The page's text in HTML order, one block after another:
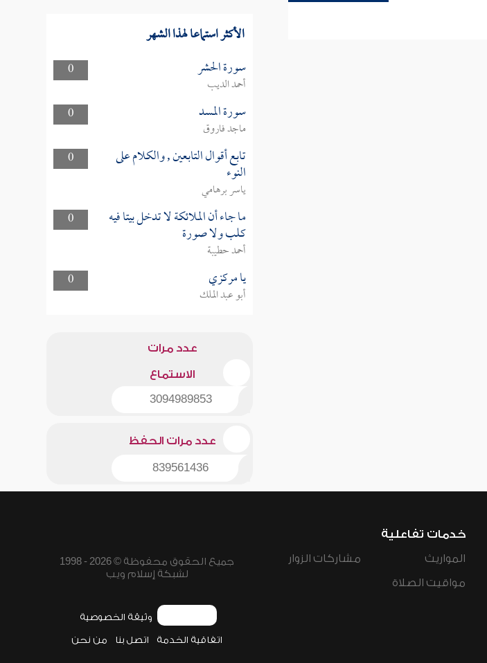
الأكثر استماعا لهذا الشهر
0 سورة الحشر
أحمد الديب
0
سورة المسد
ماجد فاروق
0
تابع أقوال التابعين , والكلام على
النوء
ياسر برهامي
0
ما جاء أن الملائكة لا تدخل بيتا فيه
كلب ولا صورة
أحمد حطيبة
0
يا مركزي
أبو عبد الملك
عدد مرات
الاستماع
3094989853
عدد مرات الحفظ
839561436
خدمات تفاعلية
المواريث
مواقيت الصلاة
مشاركات الزوار
جميع الحقوق محفوظة © 2026 - 1998
لشبكة إسلام ويب
وثيقة الخصوصية
اتفاقية الخدمة اتصل بنا من نحن